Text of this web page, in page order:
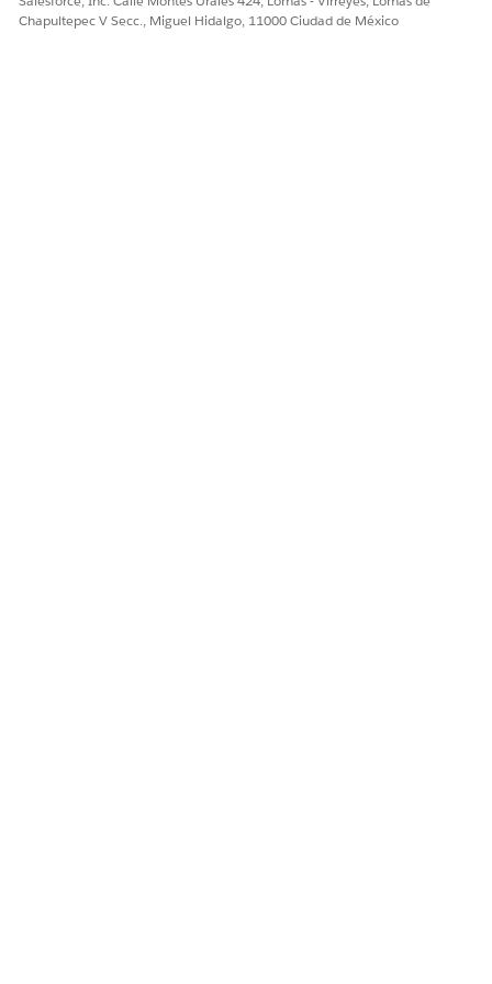
esquemas de URL para visitas. Los vínculos profundos
para visitas admiten acciones como abrir la página
Chapultepec V Secc., Miguel Hidalgo, 11000 Ciudad de México